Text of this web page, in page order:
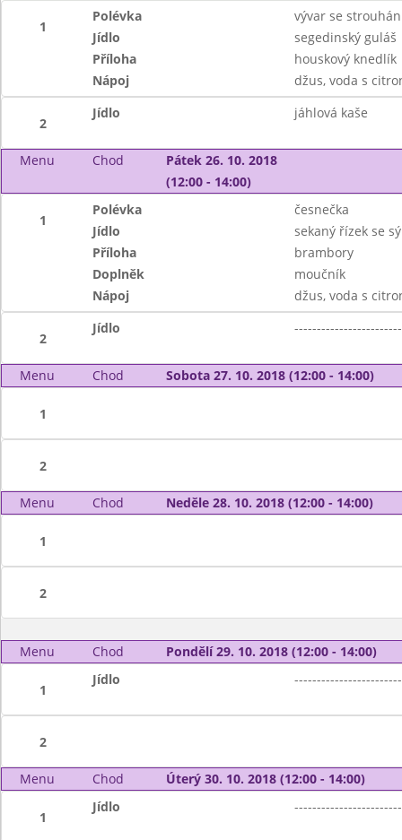
1
Polévka
vývar se
Jídlo
segedinský guláš
Příloha
houskový knedlík
Nápoj
džus, voda s
2
Jídlo jáhlová kaše
Menu Chod
Pátek 26. 10. 2018
(12:00 - 14:00)
1
Polévka
česnečka
Jídlo
sekaný řízek se
Příloha
brambory
Doplněk
moučník
Nápoj
džus, voda s
2
Jídlo
Menu Chod Sobota 27. 10. 2018 (12:00 - 14:00)
1
2
Menu Chod Neděle 28. 10. 2018 (12:00 - 14:00)
1
2
Menu Chod Pondělí 29. 10. 2018 (12:00 - 14:00)
1
Jídlo
2
Menu Chod Úterý 30. 10. 2018 (12:00 - 14:00)
1
Jídlo